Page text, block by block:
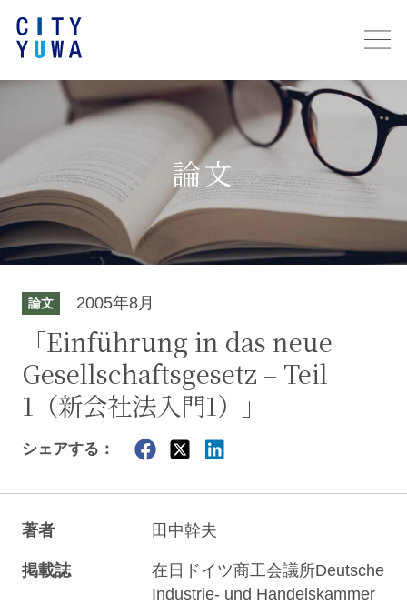
論文
論文 2005年8月
「Einführung in das neue
Gesellschaftsgesetz – Teil
1（新会社法入門1）」
シェアする：
著者 田中幹夫
掲載誌
在日ドイツ商工会議所Deutsche
Industrie- und Handelskammer